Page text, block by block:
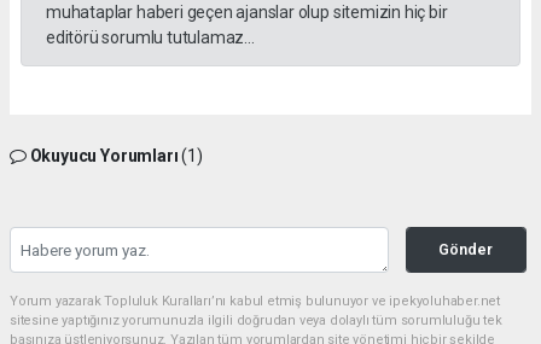
muhataplar haberi geçen ajanslar olup sitemizin hiç bir
editörü sorumlu tutulamaz...
Okuyucu Yorumları(1)
Gönder
Yorum yazarak Topluluk Kuralları’nı kabul etmiş bulunuyor ve ipekyoluhaber.net
sitesine yaptığınız yorumunuzla ilgili doğrudan veya dolaylı tüm sorumluluğu tek
başınıza üstleniyorsunuz. Yazılan tüm yorumlardan site yönetimi hiçbir şekilde